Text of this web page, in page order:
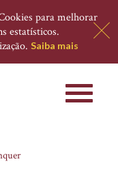
para melhorar
estatísticos.
Saiba mais
Toggle